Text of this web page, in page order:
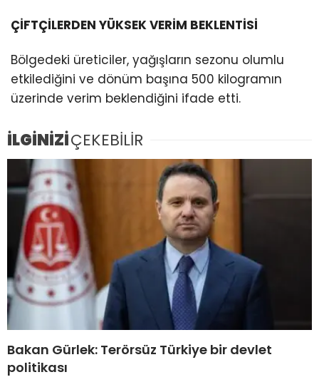
ÇİFTÇİLERDEN YÜKSEK VERİM BEKLENTİSİ
Bölgedeki üreticiler, yağışların sezonu olumlu
etkilediğini ve dönüm başına 500 kilogramın
üzerinde verim beklendiğini ifade etti.
İLGİNİZİÇEKEBİLİR
Bakan Gürlek: Terörsüz Türkiye bir devlet
politikası